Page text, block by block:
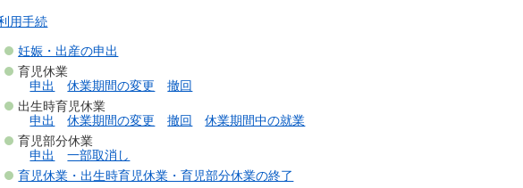
用手続
妊娠・出産の申出
育児休業
申出
休業期間の変更
撤回
出生時育児休業
申出
休業期間の変更 撤回
休業期間中の就業
育児部分休業
申出
一部取消し
育児休業・出生時育児休業・育児部分休業の終了